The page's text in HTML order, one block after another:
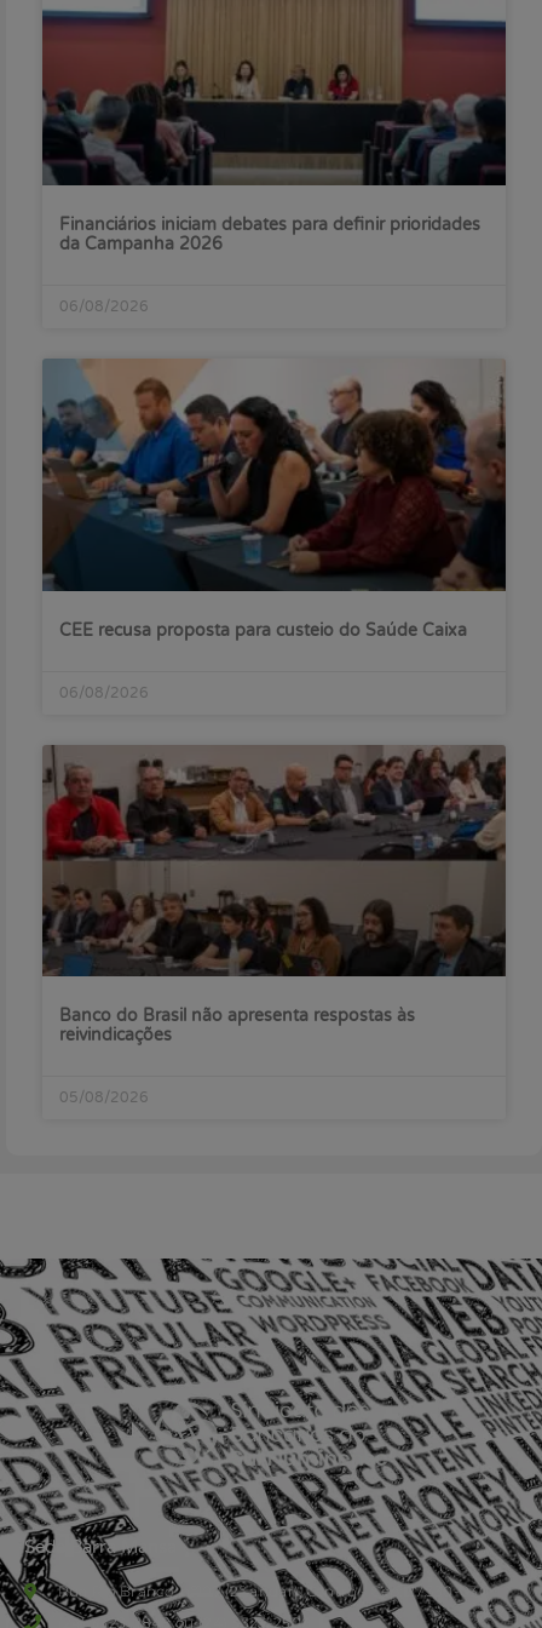
Financiários iniciam debates para definir prioridades
da Campanha 2026
06/08/2026
CEE recusa proposta para custeio do Saúde Caixa
06/08/2026
Banco do Brasil não apresenta respostas às
reivindicações
05/08/2026
Sede Barra Mansa
Rua Rio Branco, nº107 (2º andar), Centro - Cep: 27.330-030
(24) 3323-2848 ou (24) 3323-2500